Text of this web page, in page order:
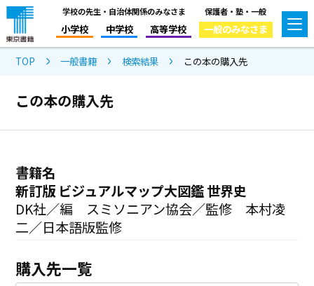
学校の先生・自治体関係のみなさま
小学校 中学校 高等学校
保護者・塾・一般
一般のみなさま
TOP 一般書籍 検索結果 この本の購入先
この本の購入先
書籍名
新訂版 ビジュアルマップ大図鑑 世界史
DK社／編 スミソニアン協会／監修 本村凌
二／日本語版監修
購入先一覧